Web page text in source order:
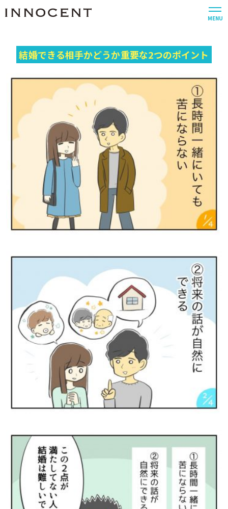
MENU
結婚できる相手かどうか重要な2つのポイント